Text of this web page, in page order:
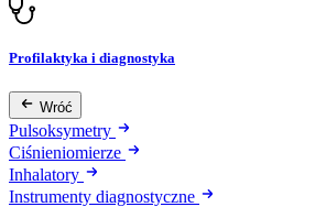
Profilaktyka i diagnostyka
Wróć
Pulsoksymetry
Ciśnieniomierze
Inhalatory
Instrumenty diagnostyczne